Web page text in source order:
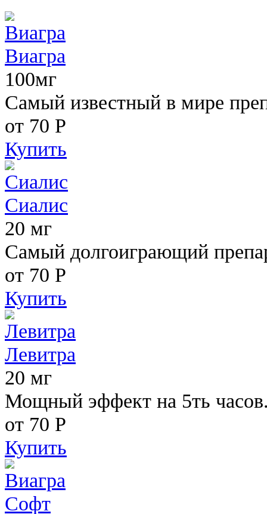
Виагра
100мг
Самый известный в мире
от 70 Р
Купить
Сиалис
20 мг
Самый долгоиграющий
от 70 Р
Купить
Левитра
20 мг
Мощный эффект на 5ть
от 70 Р
Купить